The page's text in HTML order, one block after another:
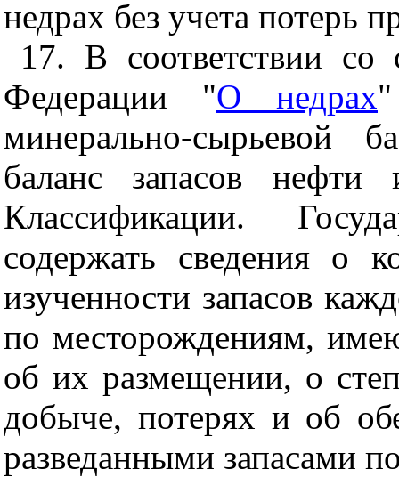
недрах без учета потерь
17. В соответствии со
Федерации "О недрах
минерально-сырьевой
баланс запасов
Классификации.
содержать сведения о
изученности запасов
по месторождениям,
об их размещении, о
добыче, потерях и об
разведанными запасами